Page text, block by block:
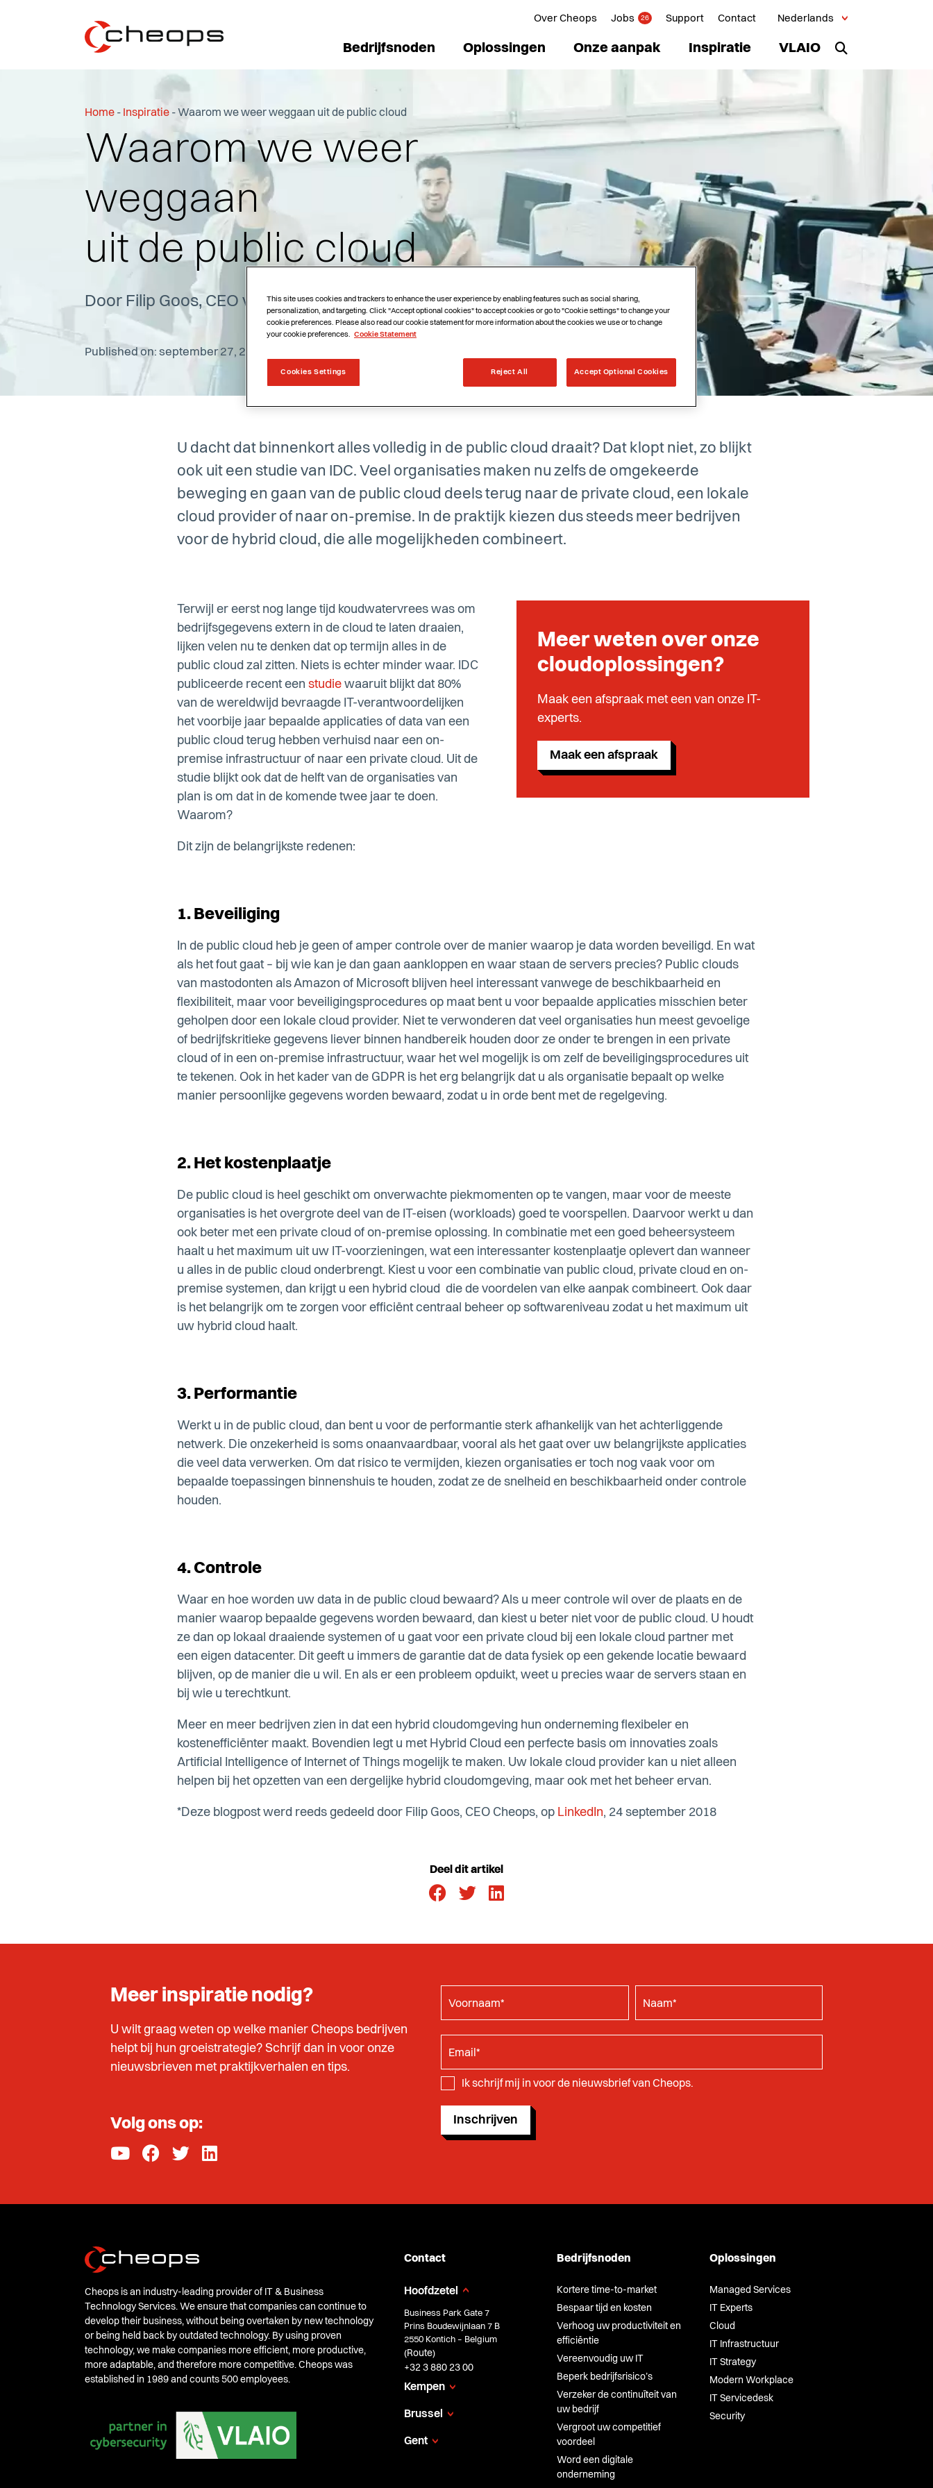
Over Cheops Jobs 26 Support Contact Nederlands
Bedrijfsnoden Oplossingen Onze aanpak Inspiratie VLAIO
Home - Inspiratie - Waarom we weer weggaan uit de public cloud
Waarom we weer
weggaan
uit de public cloud
Door Filip Goos, CEO van Cheops
Published on: september 27, 2018
U dacht dat binnenkort alles volledig in de public cloud draait? Dat klopt niet, zo blijkt
ook uit een studie van IDC. Veel organisaties maken nu zelfs de omgekeerde
beweging en gaan van de public cloud deels terug naar de private cloud, een lokale
cloud provider of naar on-premise. In de praktijk kiezen dus steeds meer bedrijven
voor de hybrid cloud, die alle mogelijkheden combineert.
Terwijl er eerst nog lange tijd koudwatervrees was om
bedrijfsgegevens extern in de cloud te laten draaien,
lijken velen nu te denken dat op termijn alles in de
public cloud zal zitten. Niets is echter minder waar. IDC
publiceerde recent een studie waaruit blijkt dat 80%
van de wereldwijd bevraagde IT-verantwoordelijken
het voorbije jaar bepaalde applicaties of data van een
public cloud terug hebben verhuisd naar een on-
premise infrastructuur of naar een private cloud. Uit de
studie blijkt ook dat de helft van de organisaties van
plan is om dat in de komende twee jaar te doen.
Waarom?
Dit zijn de belangrijkste redenen:
Meer weten over onze
cloudoplossingen?
Maak een afspraak met een van onze IT-
experts.
Maak een afspraak
1. Beveiliging
In de public cloud heb je geen of amper controle over de manier waarop je data worden beveiligd. En wat
als het fout gaat – bij wie kan je dan gaan aankloppen en waar staan de servers precies? Public clouds
van mastodonten als Amazon of Microsoft blijven heel interessant vanwege de beschikbaarheid en
flexibiliteit, maar voor beveiligingsprocedures op maat bent u voor bepaalde applicaties misschien beter
geholpen door een lokale cloud provider. Niet te verwonderen dat veel organisaties hun meest gevoelige
of bedrijfskritieke gegevens liever binnen handbereik houden door ze onder te brengen in een private
cloud of in een on-premise infrastructuur, waar het wel mogelijk is om zelf de beveiligingsprocedures uit
te tekenen. Ook in het kader van de GDPR is het erg belangrijk dat u als organisatie bepaalt op welke
manier persoonlijke gegevens worden bewaard, zodat u in orde bent met de regelgeving.
2. Het kostenplaatje
De public cloud is heel geschikt om onverwachte piekmomenten op te vangen, maar voor de meeste
organisaties is het overgrote deel van de IT-eisen (workloads) goed te voorspellen. Daarvoor werkt u dan
ook beter met een private cloud of on-premise oplossing. In combinatie met een goed beheersysteem
haalt u het maximum uit uw IT-voorzieningen, wat een interessanter kostenplaatje oplevert dan wanneer
u alles in de public cloud onderbrengt. Kiest u voor een combinatie van public cloud, private cloud en on-
premise systemen, dan krijgt u een hybrid cloud die de voordelen van elke aanpak combineert. Ook daar
is het belangrijk om te zorgen voor efficiënt centraal beheer op softwareniveau zodat u het maximum uit
uw hybrid cloud haalt.
3. Performantie
Werkt u in de public cloud, dan bent u voor de performantie sterk afhankelijk van het achterliggende
netwerk. Die onzekerheid is soms onaanvaardbaar, vooral als het gaat over uw belangrijkste applicaties
die veel data verwerken. Om dat risico te vermijden, kiezen organisaties er toch nog vaak voor om
bepaalde toepassingen binnenshuis te houden, zodat ze de snelheid en beschikbaarheid onder controle
houden.
4. Controle
Waar en hoe worden uw data in de public cloud bewaard? Als u meer controle wil over de plaats en de
manier waarop bepaalde gegevens worden bewaard, dan kiest u beter niet voor de public cloud. U houdt
ze dan op lokaal draaiende systemen of u gaat voor een private cloud bij een lokale cloud partner met
een eigen datacenter. Dit geeft u immers de garantie dat de data fysiek op een gekende locatie bewaard
blijven, op de manier die u wil. En als er een probleem opduikt, weet u precies waar de servers staan en
bij wie u terechtkunt.
Meer en meer bedrijven zien in dat een hybrid cloudomgeving hun onderneming flexibeler en
kostenefficiënter maakt. Bovendien legt u met Hybrid Cloud een perfecte basis om innovaties zoals
Artificial Intelligence of Internet of Things mogelijk te maken. Uw lokale cloud provider kan u niet alleen
helpen bij het opzetten van een dergelijke hybrid cloudomgeving, maar ook met het beheer ervan.
*Deze blogpost werd reeds gedeeld door Filip Goos, CEO Cheops, op LinkedIn, 24 september 2018
Deel dit artikel
Meer inspiratie nodig?
U wilt graag weten op welke manier Cheops bedrijven
helpt bij hun groeistrategie? Schrijf dan in voor onze
nieuwsbrieven met praktijkverhalen en tips.
Volg ons op:
Ik schrijf mij in voor de nieuwsbrief van Cheops.
Inschrijven
Cheops is an industry-leading provider of IT & Business
Technology Services. We ensure that companies can continue to
develop their business, without being overtaken by new technology
or being held back by outdated technology. By using proven
technology, we make companies more efficient, more productive,
more adaptable, and therefore more competitive. Cheops was
established in 1989 and counts 500 employees.
Contact
Hoofdzetel
Business Park Gate 7
Prins Boudewijnlaan 7 B
2550 Kontich – Belgium
(Route)
+32 3 880 23 00
Kempen
Brussel
Gent
Bedrijfsnoden
Kortere time-to-market
Bespaar tijd en kosten
Verhoog uw productiviteit en
efficiëntie
Vereenvoudig uw IT
Beperk bedrijfsrisico’s
Verzeker de continuïteit van
uw bedrijf
Vergroot uw competitief
voordeel
Word een digitale
onderneming
Oplossingen
Managed Services
IT Experts
Cloud
IT Infrastructuur
IT Strategy
Modern Workplace
IT Servicedesk
Security
This site uses cookies and trackers to enhance the user experience by enabling features such as social sharing,
personalization, and targeting. Click "Accept optional cookies" to accept cookies or go to "Cookie settings" to change your
cookie preferences. Please also read our cookie statement for more information about the cookies we use or to change
your cookie preferences. Cookie Statement
Reject All Accept Optional Cookies
Cookies Settings